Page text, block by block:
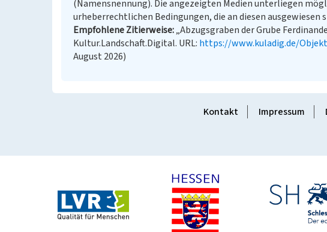
(Namensnennung). Die angezeigten Medien unterliegen
urheberrechtlichen Bedingungen, die an diesen ausgewiesen
Empfohlene Zitierweise „Abzugsgraben der Grube
Kultur.Landschaft.Digital. URL: https://www.kuladig.de/
August 2026)
Kontakt Impressum